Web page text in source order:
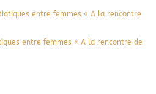
entre femmes « A la rencontre
entre femmes « A la rencontre de